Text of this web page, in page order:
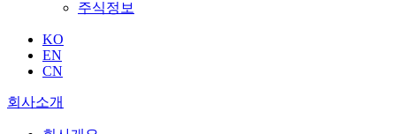
주식정보
KO
EN
CN
회사소개